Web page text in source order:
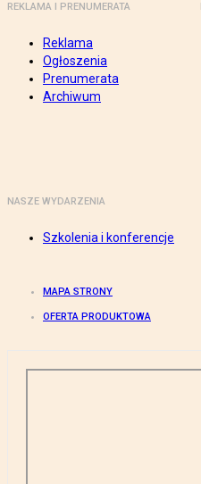
REKLAMA I PRENUMERATA
Reklama
Ogłoszenia
Prenumerata
Archiwum
NASZE WYDARZENIA
Szkolenia i konferencje
MAPA STRONY
OFERTA PRODUKTOWA